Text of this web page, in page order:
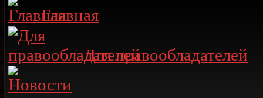
Главная
Для правообладателей